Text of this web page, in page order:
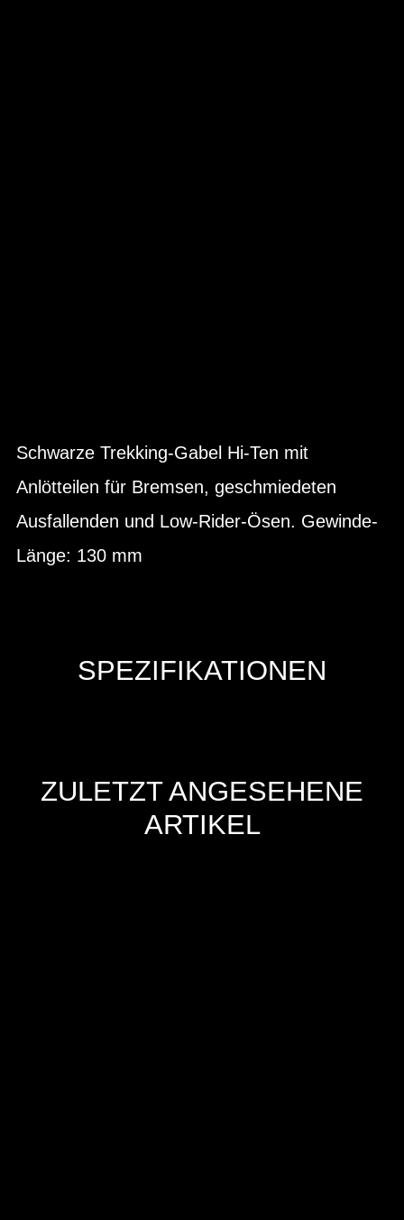
Schwarze Trekking-Gabel Hi-Ten mit
Anlötteilen für Bremsen, geschmiedeten
Ausfallenden und Low-Rider-Ösen. Gewinde-
Länge: 130 mm
SPEZIFIKATIONEN
ZULETZT ANGESEHENE
ARTIKEL